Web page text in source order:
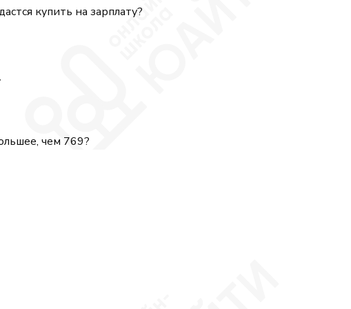
купить на зарплату?
CBA = 56^\circ,\quad \angle ADB = 37^\circ.
чем 769?